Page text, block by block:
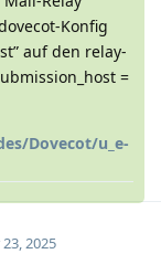
Konfig
auf den relay-
=
Dovecot/u_e-
2025